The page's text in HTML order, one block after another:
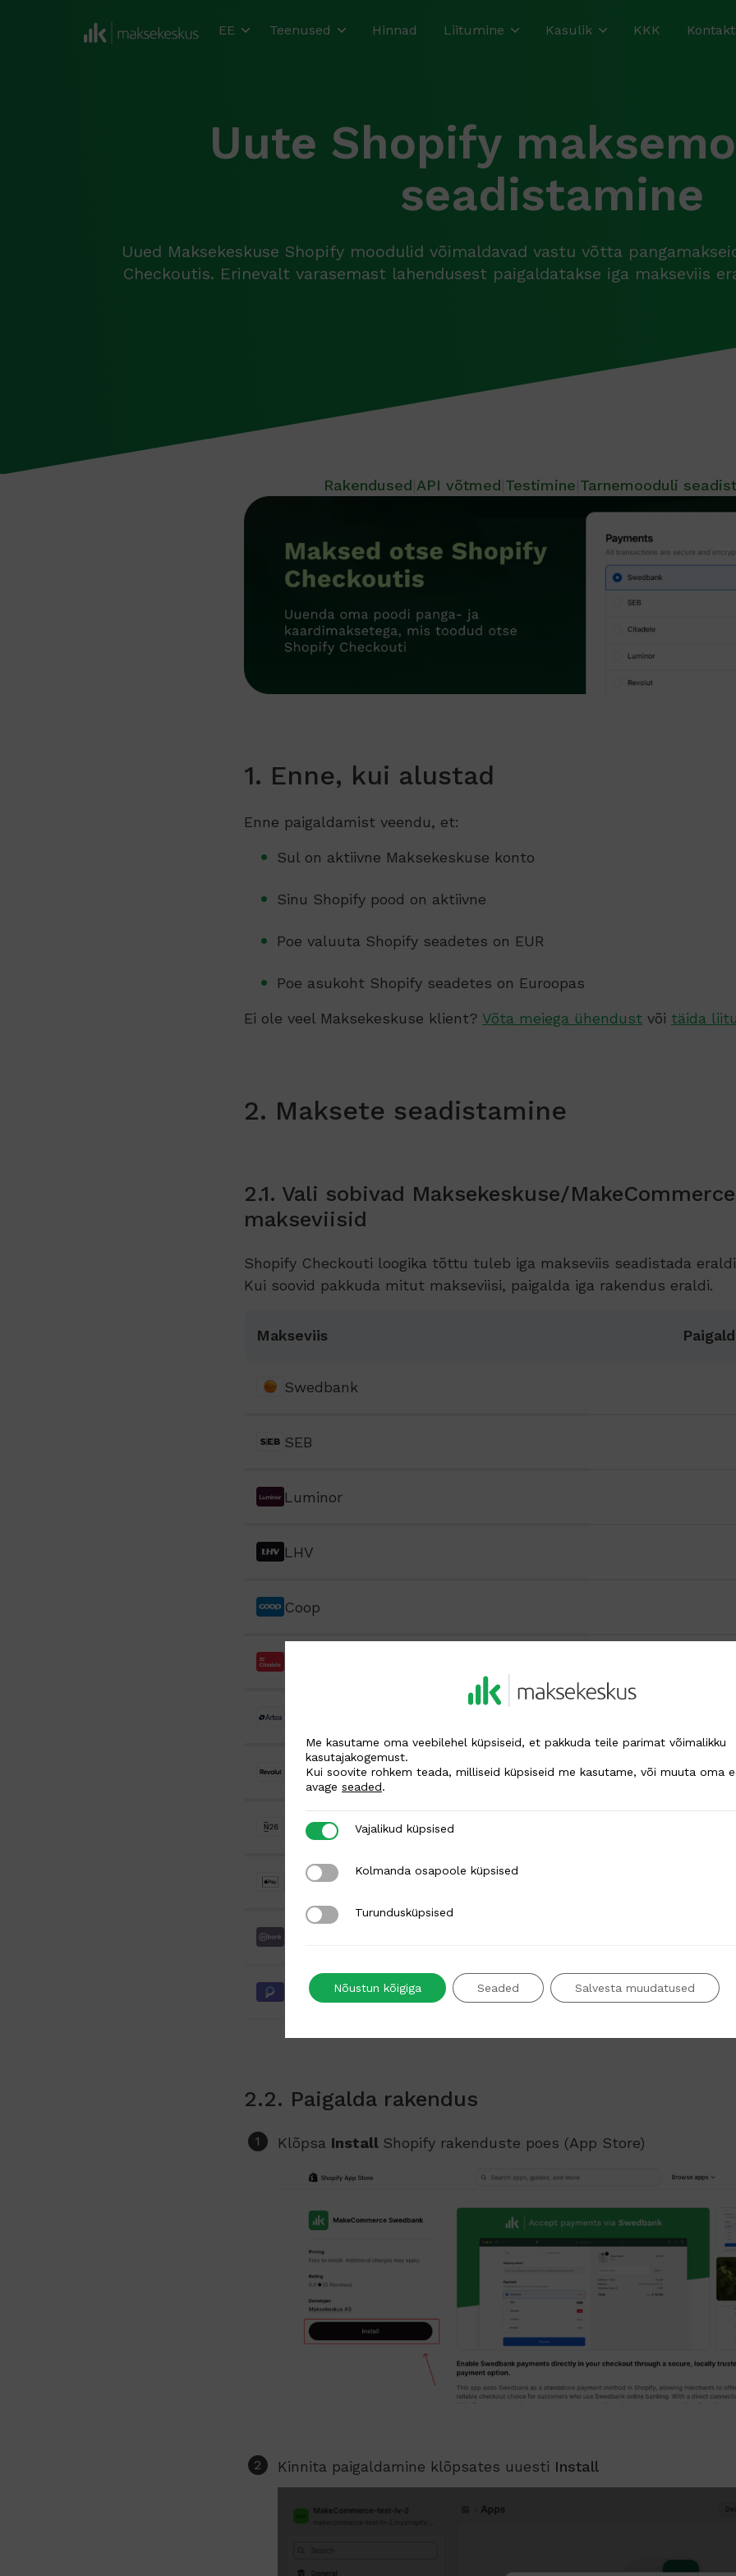
EE Teenused Hinnad Liitumine Kasulik KKK Kontakt
Uute Shopify
seadistamine
Uued Maksekeskuse Shopify moodulid võimaldavad vastu võtta
Checkoutis. Erinevalt varasemast lahendusest paigaldatakse iga makseviis
Rakendused API võtmed Testimine Tarnemooduli
1. Enne, kui alustad
Enne paigaldamist veendu, et:
Sul on aktiivne Maksekeskuse konto
Sinu Shopify pood on aktiivne
Poe valuuta Shopify seadetes on EUR
Poe asukoht Shopify seadetes on Euroopas
Ei ole veel Maksekeskuse klient? Võta meiega ühendust või täida
2. Maksete seadistamine
2.1. Vali sobivad Maksekeskuse/
makseviisid
Shopify Checkouti loogika tõttu tuleb iga makseviis seadistada
Kui soovid pakkuda mitut makseviisi, paigalda iga rakendus eraldi.
Makseviis
Swedbank
SEB
Luminor
LHV
Coop
Revolut
N26
Kaardimaksed
Paysera
2.2. Paigalda rakendus
Klõpsa Install Shopify rakenduste poes (App Store)
Kinnita paigaldamine klõpsates uuesti Install
Me kasutame oma veebilehel küpsiseid, et pakkuda teile parimat võimalikku
kasutajakogemust.
Kui soovite rohkem teada, milliseid küpsiseid me kasutame, või muuta oma
avage seaded.
Vajalikud küpsised
Vajalikud küpsised
Kolmanda osapoole küpsised
Kolmanda osapoole küpsised
Turundusküpsised
Turundusküpsised
Nõustun kõigiga Seaded Salvesta muudatused